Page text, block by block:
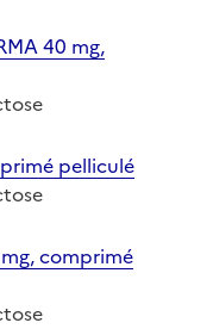
40 mg,
pelliculé
mg, comprimé